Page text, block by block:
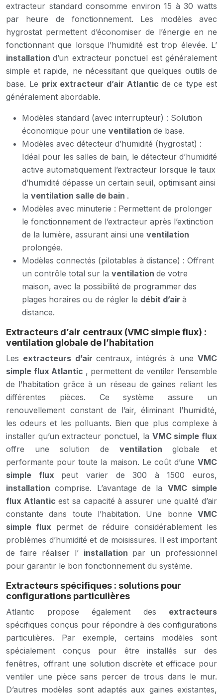
extracteur standard consomme environ 15 à 30 watts
par heure de fonctionnement. Les modèles avec
hygrostat permettent d’économiser de l’énergie en ne
fonctionnant que lorsque l’humidité est trop élevée. L’
installationd’un extracteur ponctuel est généralement
simple et rapide, ne nécessitant que quelques outils de
base. Le prix extracteur d’air Atlantic de ce type est
généralement abordable.
Modèles standard (avec interrupteur) : Solution
économique pour une ventilation de base.
Modèles avec détecteur d’humidité (hygrostat) :
Idéal pour les salles de bain, le détecteur d’humidité
active automatiquement l’extracteur lorsque le taux
d’humidité dépasse un certain seuil, optimisant ainsi
la ventilation salle de bain .
Modèles avec minuterie : Permettent de prolonger
le fonctionnement de l’extracteur après l’extinction
de la lumière, assurant ainsi une ventilation
prolongée.
Modèles connectés (pilotables à distance) : Offrent
un contrôle total sur la ventilation de votre
maison, avec la possibilité de programmer des
plages horaires ou de régler le débit d’air à
distance.
Extracteurs d’air centraux (VMC simple flux) :
ventilation globale de l’habitation
Les extracteurs d’air centraux, intégrés à uneVMC
simple flux Atlantic , permettent de ventiler l’ensemble
de l’habitation grâce à un réseau de gaines reliant les
différentes pièces. Ce système assure un
renouvellement constant de l’air, éliminant l’humidité,
les odeurs et les polluants. Bien que plus complexe à
installer qu’un extracteur ponctuel, la VMC simple flux
offre une solution de ventilation globale et
performante pour toute la maison. Le coût d’une VMC
simple flux peut varier de 300 à 1500 euros,
installationcomprise. L’avantage de la VMC simple
flux Atlantic est sa capacité à assurer une qualité d’air
constante dans toute l’habitation. Une bonne VMC
simple flux permet de réduire considérablement les
problèmes d’humidité et de moisissures. Il est important
de faire réaliser l’ installation par un professionnel
pour garantir le bon fonctionnement du système.
Extracteurs spécifiques : solutions pour
configurations particulières
Atlantic propose également des extracteurs
spécifiques conçus pour répondre à des configurations
particulières. Par exemple, certains modèles sont
spécialement conçus pour être installés sur des
fenêtres, offrant une solution discrète et efficace pour
ventiler une pièce sans percer de trous dans le mur.
D’autres modèles sont adaptés aux gaines existantes,